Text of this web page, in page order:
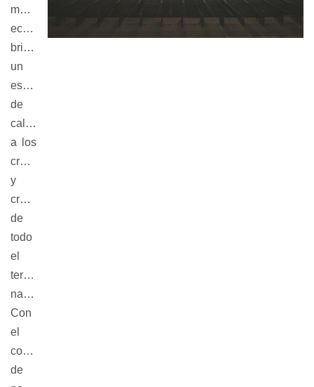
motor
económico,
brindando
un
espacio
de
calidad
a los
creadores
y
creadoras
de
todo
el
territorio
nacional.
Con
el
cometido
de